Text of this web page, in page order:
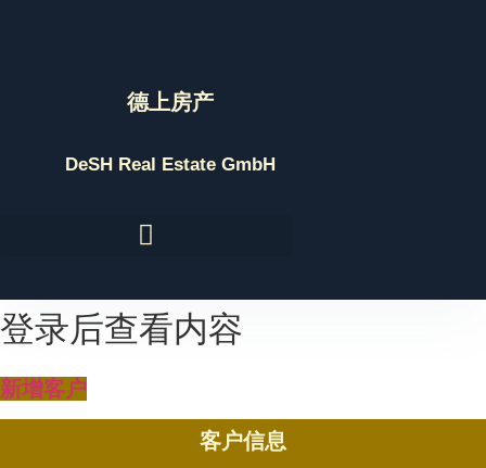
德上房产
DeSH Real Estate GmbH
登录后查看内容
新增客户
客户信息